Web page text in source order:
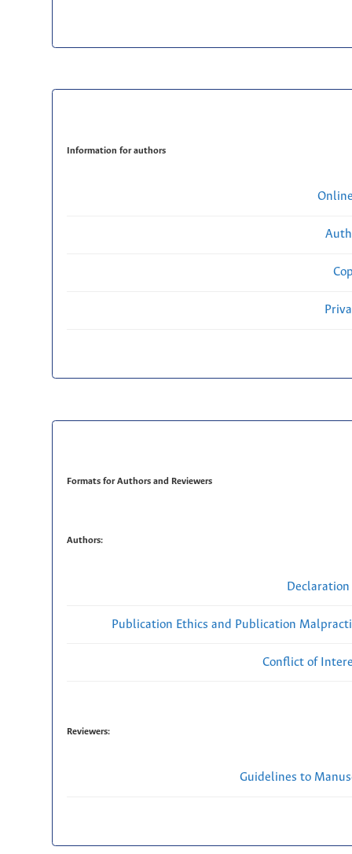
Information for authors
Formats for Authors and Reviewers
Authors:
Publication Ethics and Publication
Conflict of
Reviewers:
Guidelines to